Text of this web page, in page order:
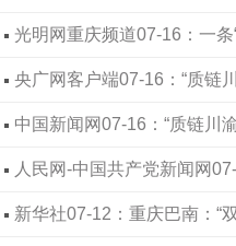
律”措施 守护市民“菜篮子”安
光明网重庆频道07-16：一条
车8000亿新版图
央广网客户端07-16：“质链
造”汽车高质量出圈
中国新闻网07-16：“质链川
新能源汽车产业协同发展
人民网-中国共产党新闻网
实“双站长”试点破解急难愁盼
新华社07-12：重庆巴南：“